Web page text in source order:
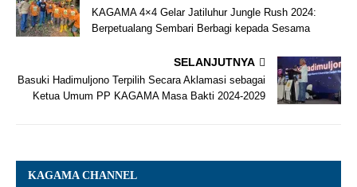
KAGAMA 4×4 Gelar Jatiluhur Jungle Rush 2024:
Berpetualang Sembari Berbagi kepada Sesama
SELANJUTNYA
Basuki Hadimuljono Terpilih Secara Aklamasi sebagai
Ketua Umum PP KAGAMA Masa Bakti 2024-2029
KAGAMA CHANNEL